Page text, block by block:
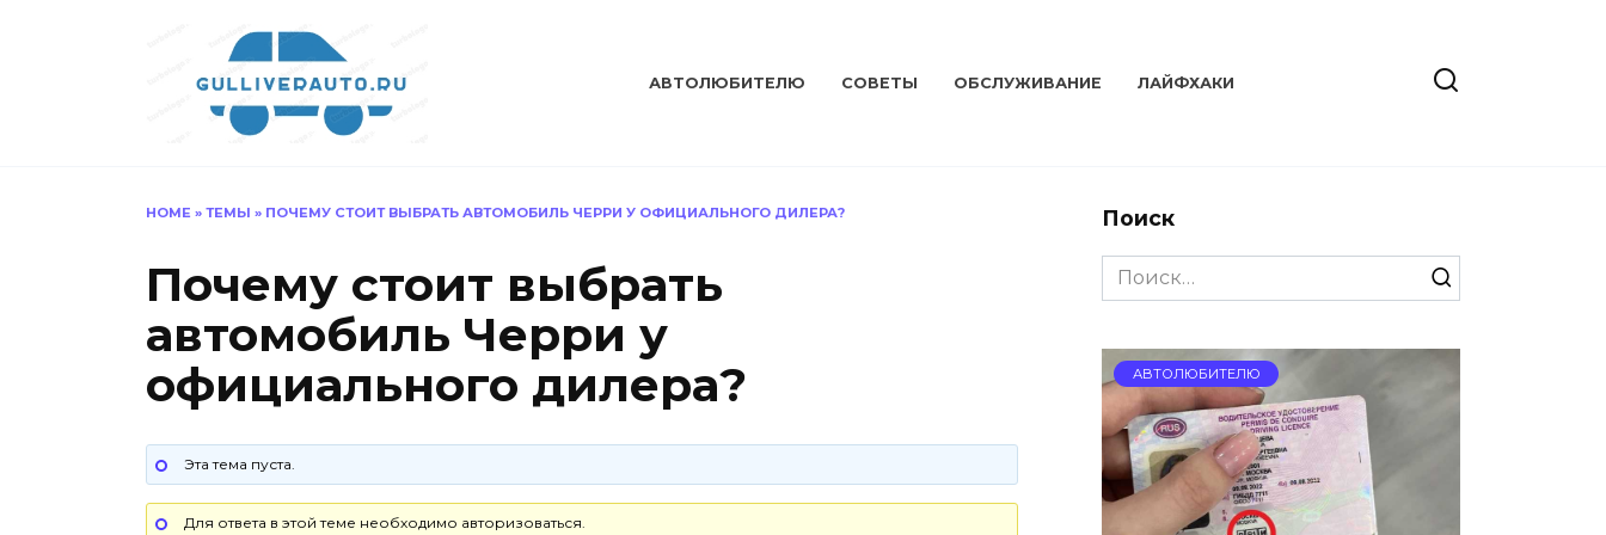
АВТОЛЮБИТЕЛЮ СОВЕТЫ ОБСЛУЖИВАНИЕ ЛАЙФХАКИ
HOME » ТЕМЫ » ПОЧЕМУ СТОИТ ВЫБРАТЬ АВТОМОБИЛЬ ЧЕРРИ У ОФИЦИАЛЬНОГО ДИЛЕРА?
Почему стоит выбрать
автомобиль Черри у
официального дилера?
Эта тема пуста.
Для ответа в этой теме необходимо авторизоваться.
Поиск
Search
for:
АВТОЛЮБИТЕЛЮ